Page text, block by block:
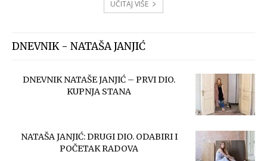
UČITAJ VIŠE
DNEVNIK - NATAŠA JANJIĆ
DNEVNIK NATAŠE JANJIĆ – PRVI DIO.
KUPNJA STANA
NATAŠA JANJIĆ: DRUGI DIO. ODABIRI I
POČETAK RADOVA